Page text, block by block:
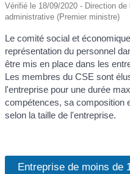
Vérifié le 18/09/2020 - Direction
administrative (Premier ministre)
Le comité social et
représentation du personnel
être mis en place dans les
Les membres du CSE sont
l'entreprise pour une durée
compétences, sa composition
selon la taille de l'entreprise.
Entreprise de moins de